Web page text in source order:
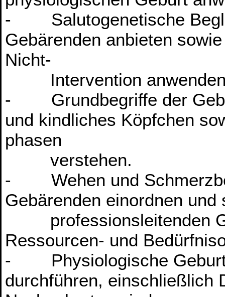
- Salutogenetische
Gebärenden anbieten
Nicht-
Intervention
- Grundbegriffe der
und kindliches Köpfchen
phasen
verstehen.
- Wehen und
Gebärenden einordnen
professionsleitenden
Ressourcen- und
- Physiologische
durchführen, einschließlich